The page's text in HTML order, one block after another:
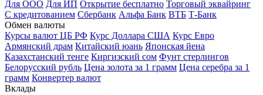
Для ООО Для ИП Открытие бесплатно Торговый эквайринг
С кредитованием Сбербанк Альфа Банк ВТБ Т-Банк
Обмен валюты
Курсы валют ЦБ РФ Курс Доллара США Курс Евро
Армянский драм Китайский юань Японская йена
Казахстанский тенге Киргизский сом Фунт стерлингов
Белорусский рубль Цена золота за 1 грамм Цена серебра за 1
грамм Конвертер валют
Вклады